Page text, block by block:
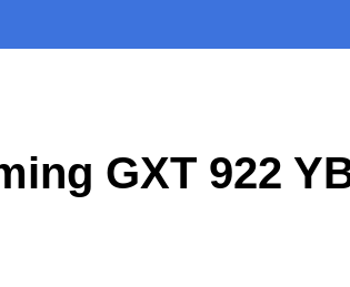
GXT 922